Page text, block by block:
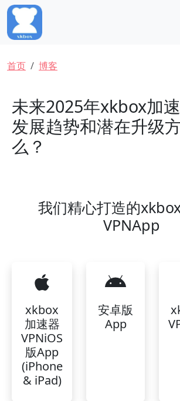
跳转到主要内容
面包屑
首页 博客
未来2025年xkbox加
发展趋势和潜在升级
么？
我们精心打造的
VPNApp
xkbox
加速器
VPNiOS
版App
(iPhone
& iPad)
安卓版
App